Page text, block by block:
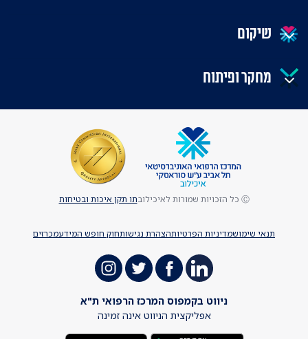
שיקום
מחקר ופיתוח
תנאי שימושמדיניות הפרטיותהצהרת נגישותחוק חופש המידעמכרזים
Ⓒ כל הזכויות שמורות לאיכילוב תו תקן איכות ובטיחות
ניווט בקמפוס המרכז הרפואי ת"א
אפליקצית הניווט אינה זמינה